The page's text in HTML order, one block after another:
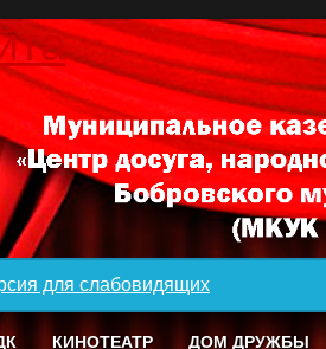
для слабовидящих
КИНОТЕАТР ДОМ ДРУЖБЫ